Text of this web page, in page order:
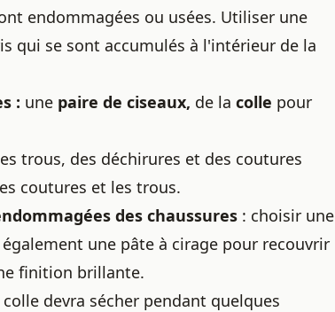
endommagées ou usées. Utiliser une
qui se sont accumulés à l'intérieur de la
: une paire de ciseaux, de la colle pour
trous, des déchirures et des coutures
coutures et les trous.
des chaussures : choisir une
une pâte à cirage pour recouvrir
finition brillante.
colle devra sécher pendant quelques